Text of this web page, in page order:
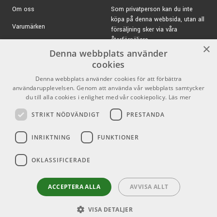
En gitarr som imponerar oavsett om du bara spelar för dina
närmaste vänner eller står scenen inför tusentals
beundrare.
Softcase ingår.
Finish:Natural
Typ:Stålsträngad akustisk gitarr
Bakstycke:Solid Rosewood
Hals:Mahogny
Översadel:1.578" (40 mm)
preamp
Softcase ingår!
Om oss
Varumärken
Försäljningsvillkor
Inlogg för återförsäljare
Som privatperson kan du inte
köpa på denna webbsida, utan all
försäljning sker via våra
återförsäljare.
E-post:info@emnordic.se
Pro Audio Sociala medier
Facebook
Youtube
×
Denna webbplats använder
cookies
Denna webbplats använder cookies för att förbättra
användarupplevelsen. Genom att använda vår webbplats samtycker
du till alla cookies i enlighet med vår cookiepolicy. Läs mer
STRIKT NÖDVÄNDIGT PRESTANDA
INRIKTNING FUNKTIONER
OKLASSIFICERADE
ACCEPTERA ALLA AVVISA ALLT
VISA DETALJER